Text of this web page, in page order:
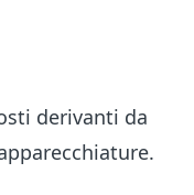
derivanti da